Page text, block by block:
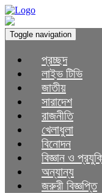
Toggle navigation
প্রচ্ছদ
লাইভ টিভি
জাতীয়
সারাদেশ
রাজনীতি
খেলাধুলা
বিনোদন
বিজ্ঞান ও
অন্যান্য
জরুরী বিজ্ঞপ্তি